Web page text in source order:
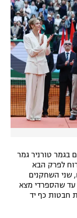
בגמר טורניר גמר
רוח לפרק הבא
שני השחקנים
עד שהספרדי מצא
חבטות כף יד